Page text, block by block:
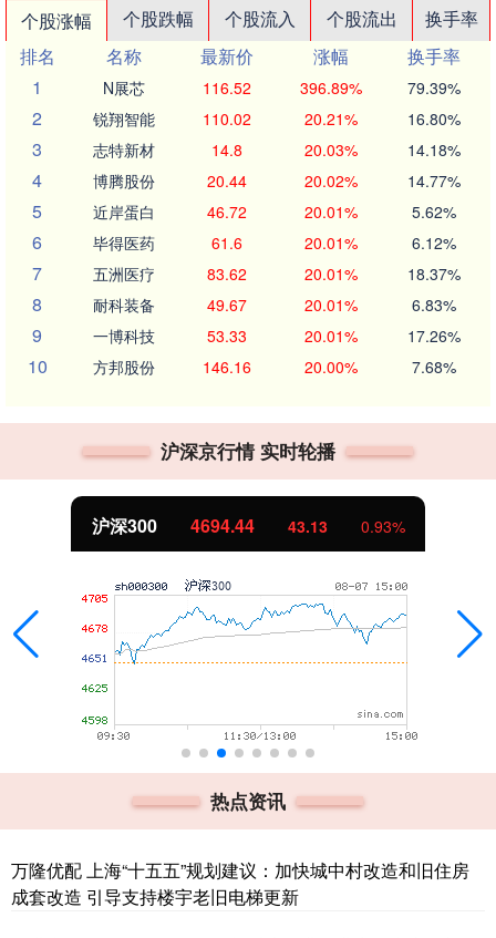
个股涨幅 个股跌幅 个股流入 个股流出
换手率
排名
名称 最新价 涨幅
换手率
1
N展芯 116.52 396.89% 79.39%
2 锐翔智能 110.02 20.21% 16.80%
3 志特新材 14.8 20.03% 14.18%
4 博腾股份 20.44 20.02% 14.77%
5 近岸蛋白 46.72 20.01% 5.62%
6 毕得医药 61.6 20.01% 6.12%
7 五洲医疗 83.62 20.01% 18.37%
8 耐科装备 49.67 20.01% 6.83%
9 一博科技 53.33 20.01% 17.26%
10 方邦股份 146.16 20.00% 7.68%
沪深京行情 实时轮播
北证50 1134.24 11.37 1.01%
热点资讯
万隆优配 上海“十五五”规划建议：加快城中村改造和旧住房
成套改造 引导支持楼宇老旧电梯更新